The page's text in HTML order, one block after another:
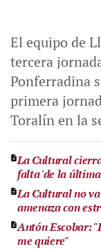
El equipo de
tercera
Ponferradina
primera
Toralín en la
La Cultural
falta 'de la
La Cultural no
amenaza con
Antón Escobar:
me quiere"